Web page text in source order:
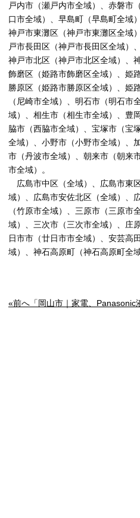
戸内市（瀬戸内市全域）、赤磐市
口市全域）、早島町（早島町全域）
神戸市東灘区（神戸市東灘区全域
戸市長田区（神戸市長田区全域）
神戸市北区（神戸市北区全域）、
飾磨区（姫路市飾磨区全域）、姫
勝原区（姫路市勝原区全域）、姫
（尼崎市全域）、明石市（明石
域）、相生市（相生市全域）、豊
脇市（西脇市全域）、宝塚市（宝
全域）、小野市（小野市全域）、
市（丹波市全域）、朝来市（朝来
市全域）。
広島市中区（全域）、広島市東
域）、広島市安佐北区（全域）、
（竹原市全域）、三原市（三原
域）、三次市（三次市全域）、庄
日市市（廿日市市全域）、安芸高
域）、神石高原町（神石高原町全域
«前へ「岡山市｜家電、Panasonic